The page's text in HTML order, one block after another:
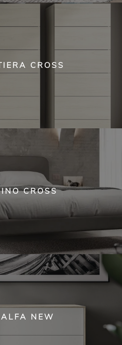
CROSS
CROSS
NEW